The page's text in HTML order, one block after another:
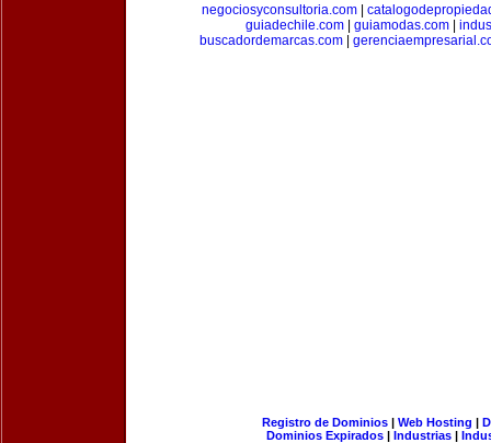
negociosyconsultoria.com|
guiadechile.com
guiamodas.com
buscadordemarcas.com|
Registro de Dominios| Web Hosting |
Dominios Expirados | Industrias |